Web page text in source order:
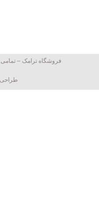
فروشگاه ترامک –
طراحی